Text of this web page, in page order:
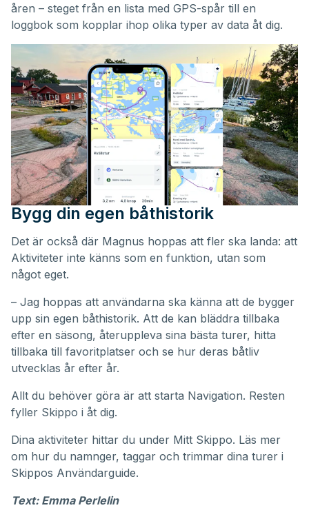
åren – steget från en lista med GPS-spår till en
loggbok som kopplar ihop olika typer av data åt dig.
Bygg din egen båthistorik
Det är också där Magnus hoppas att fler ska landa: att
Aktiviteter inte känns som en funktion, utan som
något eget.
– Jag hoppas att användarna ska känna att de bygger
upp sin egen båthistorik. Att de kan bläddra tillbaka
efter en säsong, återuppleva sina bästa turer, hitta
tillbaka till favoritplatser och se hur deras båtliv
utvecklas år efter år.
Allt du behöver göra är att starta Navigation. Resten
fyller Skippo i åt dig.
Dina aktiviteter hittar du under Mitt Skippo. Läs mer
om hur du namnger, taggar och trimmar dina turer i
Skippos Användarguide.
Text: Emma Perlelin